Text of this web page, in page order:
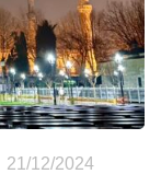
21/12/2024